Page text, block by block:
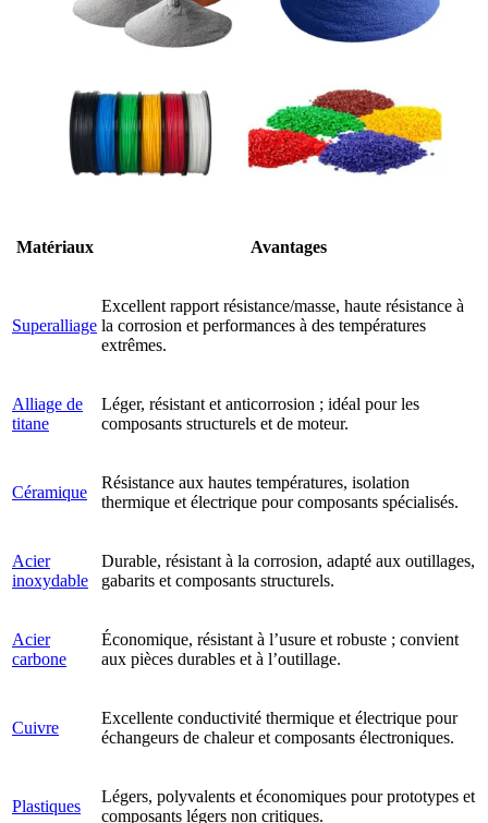
Matériaux Avantages
Superalliage
Excellent rapport résistance/masse, haute résistance à
la corrosion et performances à des températures
extrêmes.
Alliage de
titane
Léger, résistant et anticorrosion ; idéal pour les
composants structurels et de moteur.
Céramique
Résistance aux hautes températures, isolation
thermique et électrique pour composants spécialisés.
Acier
inoxydable
Durable, résistant à la corrosion, adapté aux outillages,
gabarits et composants structurels.
Acier
carbone
Économique, résistant à l’usure et robuste ; convient
aux pièces durables et à l’outillage.
Cuivre
Excellente conductivité thermique et électrique pour
échangeurs de chaleur et composants électroniques.
Plastiques
Légers, polyvalents et économiques pour prototypes et
composants légers non critiques.